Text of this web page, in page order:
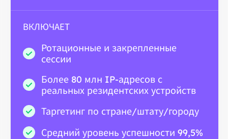
ВКЛЮЧАЕТ
Ротационные и закрепленные
сессии
Более 80 млн IP-адресов с
реальных резидентских устройств
Таргетинг по стране/штату/городу
Средний уровень успешности 99,5%